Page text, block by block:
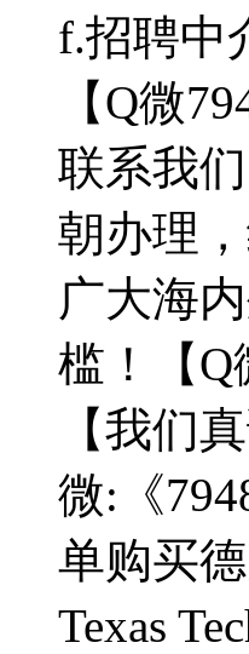
f.招聘中
【Q微
联系我
朝办理
广大海
槛！【Q
【我们
微:《
单购买
Texas